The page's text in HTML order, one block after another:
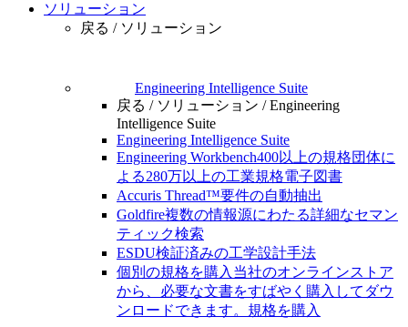
ソリューション
戻る / ソリューション
Engineering Intelligence Suite
戻る / ソリューション /Engineering
Intelligence Suite
Engineering Intelligence Suite
Engineering Workbench400以上の規格団体に
よる280万以上の工業規格電子図書
Accuris Thread™要件の自動抽出
Goldfire複数の情報源にわたる詳細なセマン
ティック検索
ESDU検証済みの工学設計手法
個別の規格を購入 当社のオンラインストア
から、必要な文書をすばやく購入してダウ
ンロードできます。 規格を購入